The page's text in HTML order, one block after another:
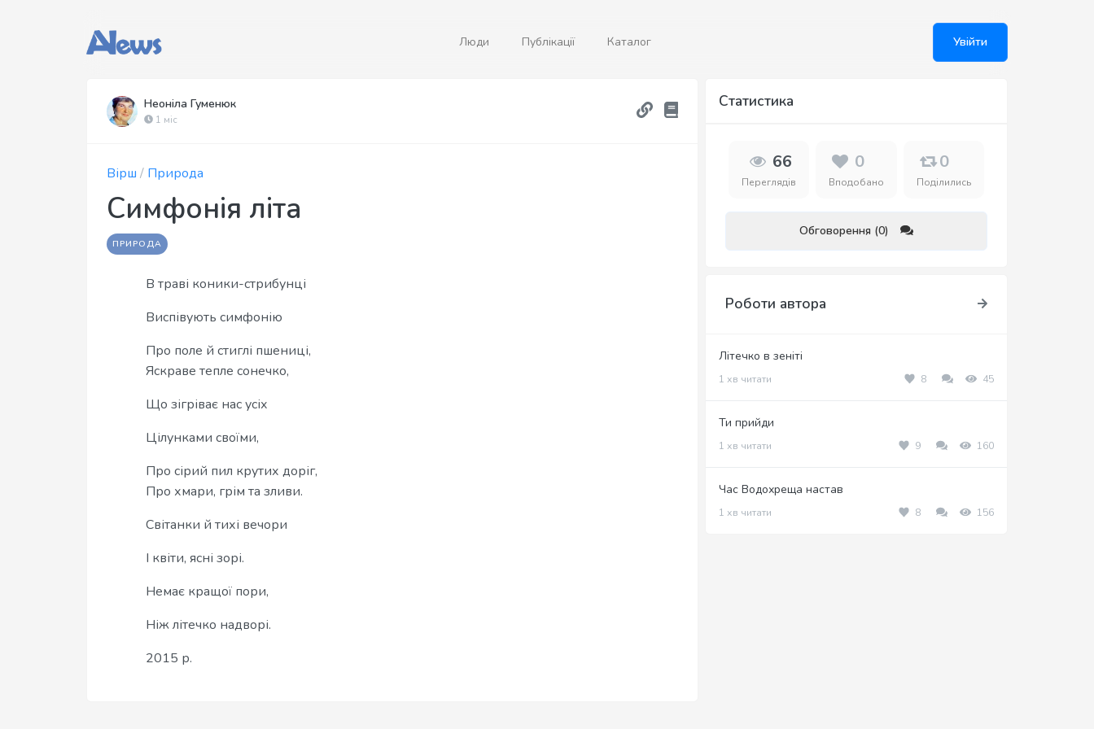
Люди Публікації Каталог Увійти
Неоніла Гуменюк
1 міс
Вірш / Природа
Симфонія літа
ПРИРОДА
В траві коники-стрибунці
Виспівують симфонію
Про поле й стиглі пшениці,
Яскраве тепле сонечко,
Що зігріває нас усіх
Цілунками своїми,
Про сірий пил крутих доріг,
Про хмари, грім та зливи.
Світанки й тихі вечори
І квіти, ясні зорі.
Немає кращої пори,
Ніж літечко надворі.
2015 р.
Статистика
66
Переглядів
0
Вподобано
0
Поділились
Обговорення (0)
Роботи автора
Літечко в зеніті
1 хв читати 8 45
Ти прийди
1 хв читати 9 160
Час Водохреща настав
1 хв читати 8 156